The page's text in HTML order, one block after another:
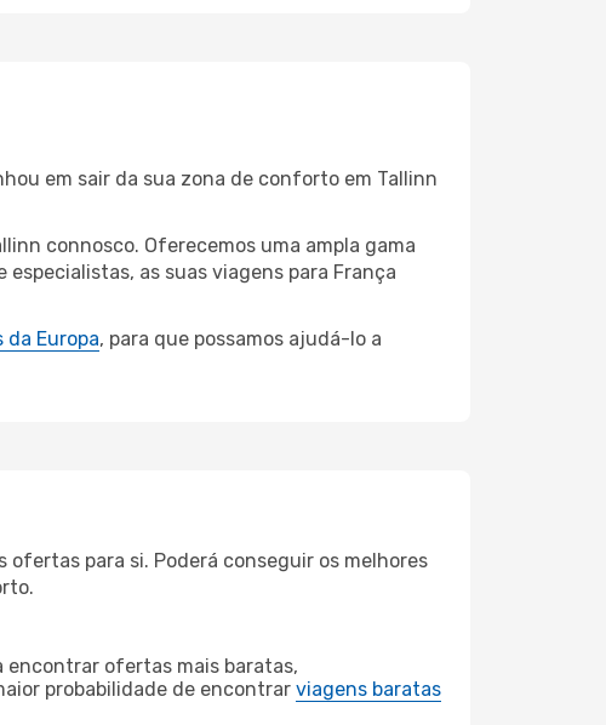
em sair da sua zona de conforto em Tallinn
connosco. Oferecemos uma ampla gama
as suas viagens para França
da Europa, para que possamos ajudá-lo a
ofertas para si. Poderá conseguir os melhores
encontrar ofertas mais baratas,
probabilidade de encontrar viagens baratas